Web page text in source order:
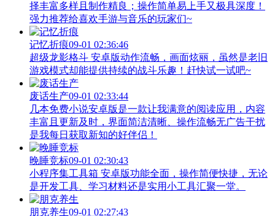
择丰富多样且制作精良；操作简单易上手又极具深度！
强力推荐给喜欢手游与音乐的玩家们~
记忆折痕09-01 02:36:46
超级龙影格斗 安卓版动作流畅，画面炫丽，虽然是老旧
游戏模式却能提供持续的战斗乐趣！赶快试一试吧~
废话生产09-01 02:33:44
几本免费小说安卓版是一款让我满意的阅读应用，内容
丰富且更新及时，界面简洁清晰、操作流畅无广告干扰
是我每日获取新知的好伴侣！
晚睡竞标09-01 02:30:43
小程序集工具箱 安卓版功能全面，操作简便快捷，无论
是开发工具、学习材料还是实用小工具汇聚一堂。
朋克养生09-01 02:27:43